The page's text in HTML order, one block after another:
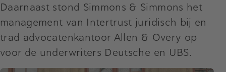
Daarnaast stond Simmons & Simmons het
management van Intertrust juridisch bij en
trad advocatenkantoor Allen & Overy op
voor de underwriters Deutsche en UBS.